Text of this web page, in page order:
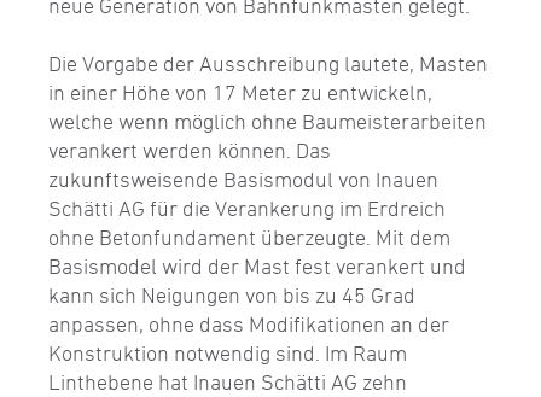
neue Generation von Bahnfunkmasten gelegt.
Die Vorgabe der Ausschreibung lautete, Masten
in einer Höhe von 17 Meter zu entwickeln,
welche wenn möglich ohne Baumeisterarbeiten
verankert werden können. Das
zukunftsweisende Basismodul von Inauen
Schätti AG für die Verankerung im Erdreich
ohne Betonfundament überzeugte. Mit dem
Basismodel wird der Mast fest verankert und
kann sich Neigungen von bis zu 45 Grad
anpassen, ohne dass Modifikationen an der
Konstruktion notwendig sind. Im Raum
Linthebene hat Inauen Schätti AG zehn